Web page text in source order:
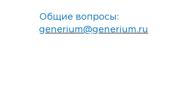
Общие вопросы:
generium@generium.ru